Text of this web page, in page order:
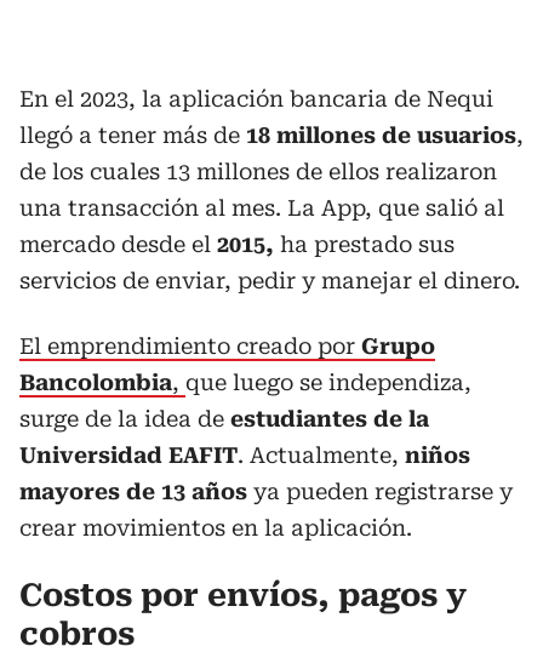
En el 2023, la aplicación bancaria de Nequi
llegó a tener más de 18 millones de usuarios,
de los cuales 13 millones de ellos realizaron
una transacción al mes. La App, que salió al
mercado desde el 2015, ha prestado sus
servicios de enviar, pedir y manejar el dinero.
El emprendimiento creado por Grupo
Bancolombia, que luego se independiza,
surge de la idea de estudiantes de la
Universidad EAFIT. Actualmente, niños
mayores de 13 años ya pueden registrarse y
crear movimientos en la aplicación.
Costos por envíos, pagos y
cobros